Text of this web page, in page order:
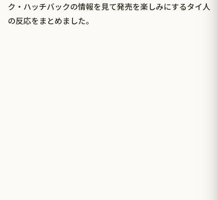
ク・ハッチバックの情報を見て発売を楽しみにするタイ人
の反応をまとめました。